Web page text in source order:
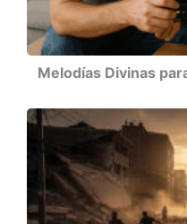
Melodías Divinas